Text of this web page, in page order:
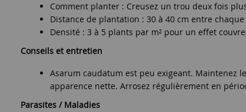
Comment planter : Creusez un trou deux fois
Distance de plantation : 30 à 40 cm entre
Densité : 3 à 5 plants par m² pour un effet
Conseils et entretien
Asarum caudatum est peu exigeant. Maintenez
apparence nette. Arrosez régulièrement en
Parasites / Maladies